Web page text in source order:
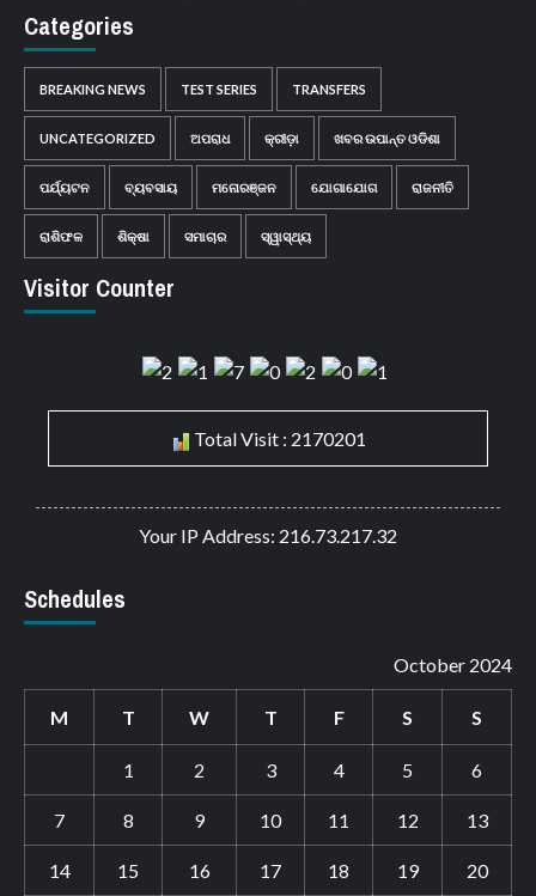
Categories
BREAKING NEWS TEST SERIES TRANSFERS
UNCATEGORIZED ଅପରାଧ କ୍ରୀଡ଼ା ଖବର ଉପାନ୍ତ ଓଡିଶା
ପର୍ଯ୍ୟଟନ ବ୍ୟବସାୟ ମନୋରଞ୍ଜନ ଯୋଗାଯୋଗ ରାଜନୀତି
ରାଶିଫଳ ଶିକ୍ଷା ସମାଚାର ସ୍ୱାସ୍ଥ୍ୟ
Visitor Counter
Total Visit : 2170201
Your IP Address: 216.73.217.32
Schedules
October 2024
M T W T F S S
1 2 3 4 5 6
7 8 9 10 11 12 13
14 15 16 17 18 19 20